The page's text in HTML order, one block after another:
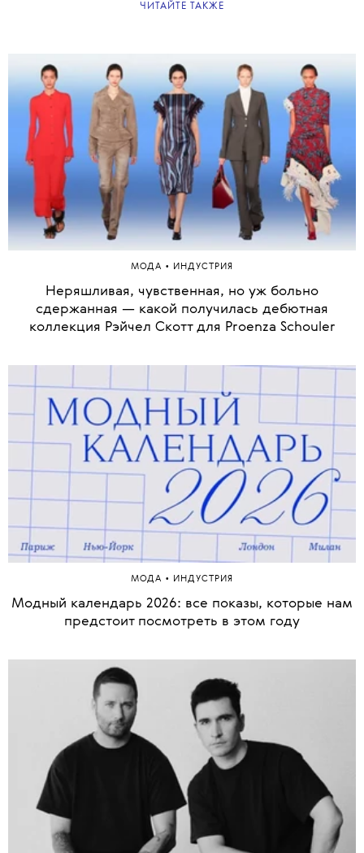
ЧИТАЙТЕ ТАКЖЕ
МОДА • ИНДУСТРИЯ
Неряшливая, чувственная, но уж больно
сдержанная — какой получилась дебютная
коллекция Рэйчел Скотт для Proenza Schouler
МОДА • ИНДУСТРИЯ
Модный календарь 2026: все показы, которые нам
предстоит посмотреть в этом году